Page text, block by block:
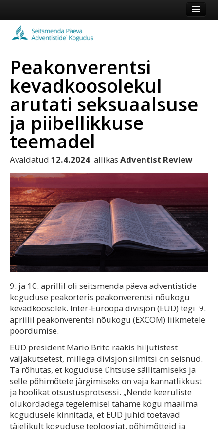
Koduleht
Vaata veel
Logi sisse või registreeru
Peakonverentsi
kevadkoosolekul
arutati seksuaalsuse
ja piibellikkuse
teemadel
Avaldatud 12.4.2024, allikas Adventist Review
9. ja 10. aprillil oli seitsmenda päeva adventistide
koguduse peakorteris peakonverentsi nõukogu
kevadkoosolek. Inter-Euroopa divisjon (EUD) tegi 9.
aprillil peakonverentsi nõukogu (EXCOM) liikmetele
pöördumise.
EUD president Mario Brito rääkis hiljutistest
väljakutsetest, millega divisjon silmitsi on seisnud.
Ta rõhutas, et koguduse ühtsuse säilitamiseks ja
selle põhimõtete järgimiseks on vaja kannatlikkust
ja hoolikat otsustusprotsessi. „Nende keeruliste
olukordadega tegelemisel tahame kogu maailma
kogudusele kinnitada, et EUD juhid toetavad
täielikult koguduse teoloogiat, põhimõtteid ja